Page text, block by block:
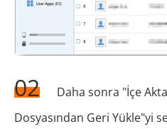
02
Daha sonra "İçe
Dosyasından Geri Yükle"yi